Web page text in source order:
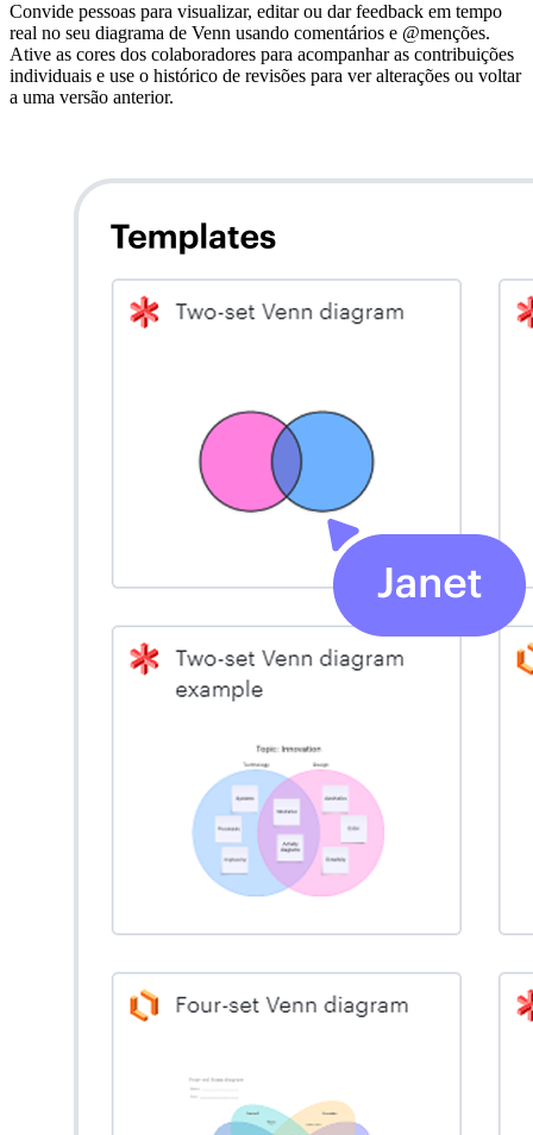
Convide pessoas para visualizar, editar ou dar feedback em tempo
real no seu diagrama de Venn usando comentários e @menções.
Ative as cores dos colaboradores para acompanhar as contribuições
individuais e use o histórico de revisões para ver alterações ou voltar
a uma versão anterior.